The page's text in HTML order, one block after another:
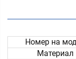
Номер на
Материал